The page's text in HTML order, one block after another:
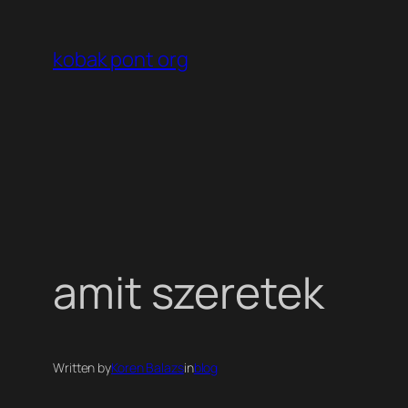
tartalomhoz
kobak pont org
amit szeretek
Written byKoren Balazsinblog